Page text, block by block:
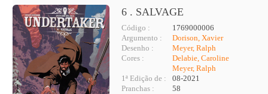
6 . SALVAGE
Código :
1769000006
Argumento :
Dorison, Xavier
Desenho :
Meyer, Ralph
Cores :
Delabie, Caroline
Meyer, Ralph
1ª Edição de :
08-2021
Pranchas :
58